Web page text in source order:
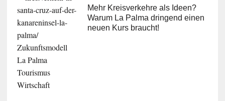
Mehr Kreisverkehre als Ideen?
Warum La Palma dringend einen
neuen Kurs braucht!